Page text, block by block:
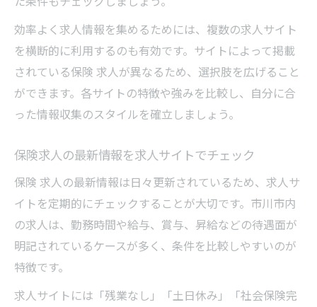
効率よく求人情報を集めるためには、複数の求人サイト
を横断的に利用するのも有効です。サイトによって掲載
されている保険 求人が異なるため、選択肢を広げること
ができます。各サイトの特徴や強みを比較し、自分に合
った情報収集のスタイルを確立しましょう。
保険求人の最新情報を求人サイトでチェック
保険 求人の最新情報は日々更新されているため、求人サ
イトを定期的にチェックすることが大切です。市川市内
の求人は、勤務時間や給与、賞与、昇給などの待遇面が
明記されているケースが多く、条件を比較しやすいのが
特徴です。
求人サイトには「残業なし」「土日休み」「社会保険完